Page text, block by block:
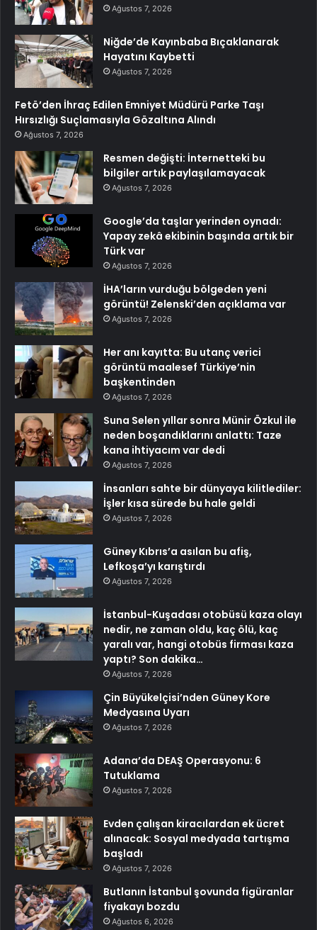
Ağustos 7, 2026
Niğde’de Kayınbaba Bıçaklanarak
Hayatını Kaybetti
Ağustos 7, 2026
Fetö’den İhraç Edilen Emniyet Müdürü Parke Taşı
Hırsızlığı Suçlamasıyla Gözaltına Alındı
Ağustos 7, 2026
Resmen değişti: İnternetteki bu
bilgiler artık paylaşılamayacak
Ağustos 7, 2026
Google’da taşlar yerinden oynadı:
Yapay zekâ ekibinin başında artık bir
Türk var
Ağustos 7, 2026
İHA’ların vurduğu bölgeden yeni
görüntü! Zelenski’den açıklama var
Ağustos 7, 2026
Her anı kayıtta: Bu utanç verici
görüntü maalesef Türkiye’nin
başkentinden
Ağustos 7, 2026
Suna Selen yıllar sonra Münir Özkul ile
neden boşandıklarını anlattı: Taze
kana ihtiyacım var dedi
Ağustos 7, 2026
İnsanları sahte bir dünyaya kilitlediler:
İşler kısa sürede bu hale geldi
Ağustos 7, 2026
Güney Kıbrıs’a asılan bu afiş,
Lefkoşa’yı karıştırdı
Ağustos 7, 2026
İstanbul-Kuşadası otobüsü kaza olayı
nedir, ne zaman oldu, kaç ölü, kaç
yaralı var, hangi otobüs firması kaza
yaptı? Son dakika…
Ağustos 7, 2026
Çin Büyükelçisi’nden Güney Kore
Medyasına Uyarı
Ağustos 7, 2026
Adana’da DEAŞ Operasyonu: 6
Tutuklama
Ağustos 7, 2026
Evden çalışan kiracılardan ek ücret
alınacak: Sosyal medyada tartışma
başladı
Ağustos 7, 2026
Butlanın İstanbul şovunda figüranlar
fiyakayı bozdu
Ağustos 6, 2026